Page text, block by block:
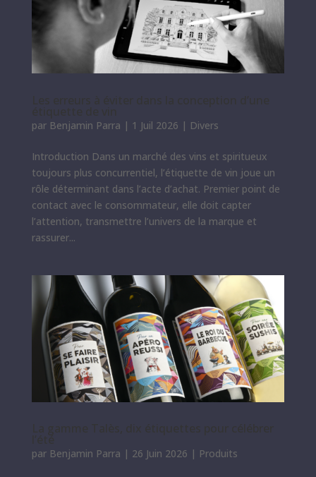
par Benjamin Parra | 1 Juil 2026 | Divers
Introduction Dans un marché des vins et spiritueux
toujours plus concurrentiel, l’étiquette de vin joue un
rôle déterminant dans l’acte d’achat. Premier point de
contact avec le consommateur, elle doit capter
l’attention, transmettre l’univers de la marque et
rassurer...
par Benjamin Parra | 26 Juin 2026 | Produits